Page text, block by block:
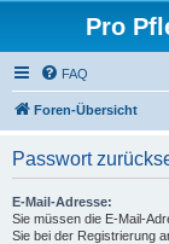
Pro
FAQ
Foren-Übersicht
Passwort
E-Mail-Adresse:
Sie müssen die E-Mail-
Sie bei der Registrierung